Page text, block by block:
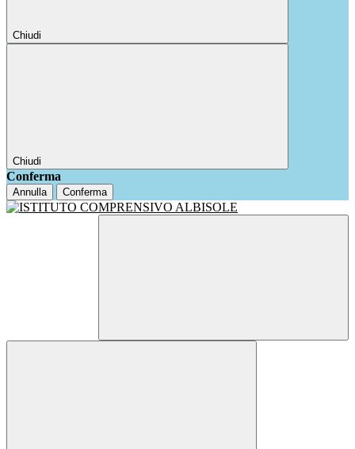
Chiudi
Chiudi
Conferma
Annulla Conferma